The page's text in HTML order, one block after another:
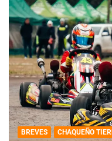
BREVES CHAQUEÑO